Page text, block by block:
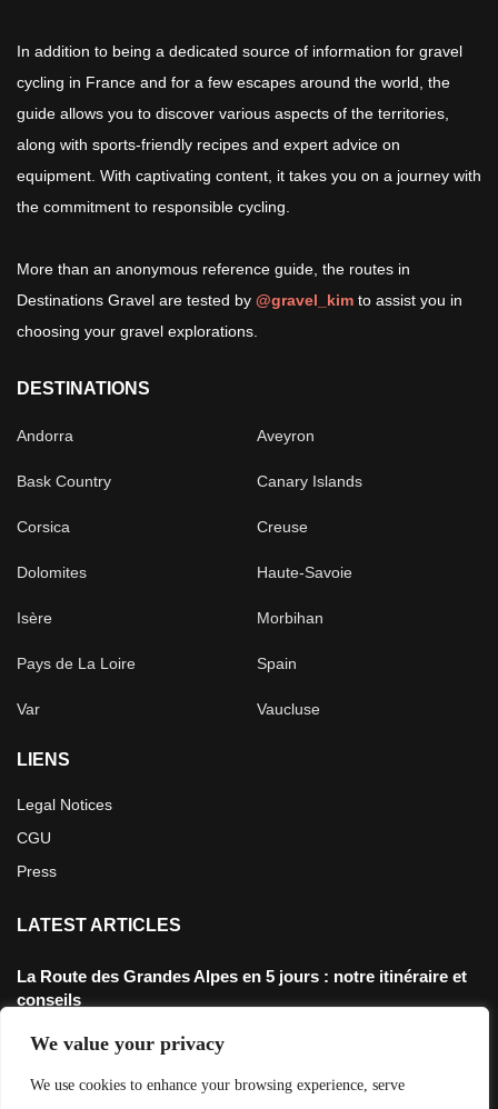
We value your privacy
We use cookies to enhance your browsing experience, serve
In addition to being a dedicated source of information for gravel
cycling in France and for a few escapes around the world, the
guide allows you to discover various aspects of the territories,
along with sports-friendly recipes and expert advice on
equipment. With captivating content, it takes you on a journey with
the commitment to responsible cycling.
More than an anonymous reference guide, the routes in
Destinations Gravel are tested by @gravel_kim to assist you in
choosing your gravel explorations.
DESTINATIONS
Andorra Aveyron
Bask Country Canary Islands
Corsica Creuse
Dolomites Haute-Savoie
Isère Morbihan
Pays de La Loire Spain
Var Vaucluse
LIENS
Legal Notices
CGU
Press
LATEST ARTICLES
La Route des Grandes Alpes en 5 jours : notre itinéraire et
conseils
Défi 3200m: Rouler jusqu’au point le plus haut de France en